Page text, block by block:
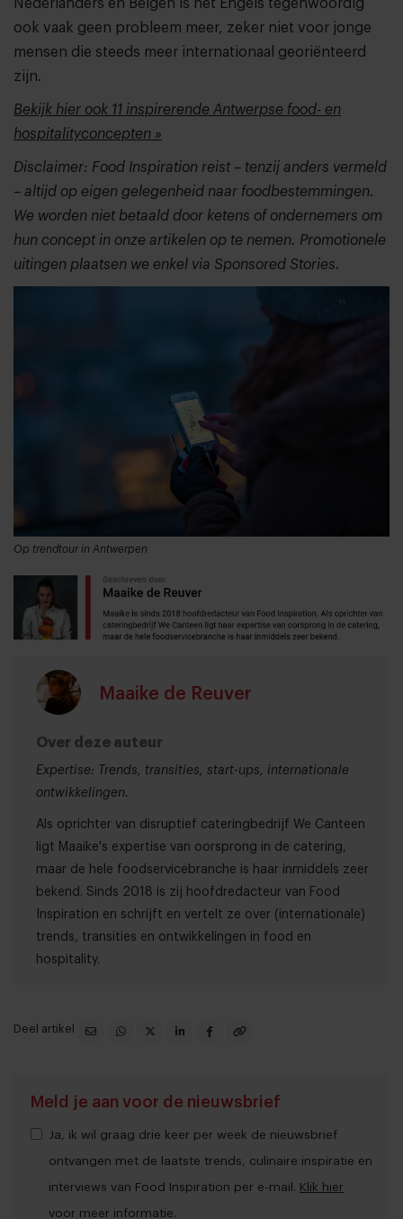
Nederlanders en Belgen is het Engels tegenwoordig
ook vaak geen probleem meer, zeker niet voor jonge
mensen die steeds meer internationaal georiënteerd
zijn.
Bekijk hier ook 11 inspirerende Antwerpse food- en
hospitalityconcepten »
Disclaimer: Food Inspiration reist – tenzij anders vermeld
– altijd op eigen gelegenheid naar foodbestemmingen.
We worden niet betaald door ketens of ondernemers om
hun concept in onze artikelen op te nemen. Promotionele
uitingen plaatsen we enkel via Sponsored Stories.​​​​​
Op trendtour in Antwerpen
Maaike de Reuver
Over deze auteur
Expertise: Trends, transities, start-ups, internationale
ontwikkelingen.
Als oprichter van disruptief cateringbedrijf We Canteen
ligt Maaike's expertise van oorsprong in de catering,
maar de hele foodservicebranche is haar inmiddels zeer
bekend. Sinds 2018 is zij hoofdredacteur van Food
Inspiration en schrijft en vertelt ze over (internationale)
trends, transities en ontwikkelingen in food en
hospitality.
Deel artikel
Meld je aan voor de nieuwsbrief
Ja, ik wil graag drie keer per week de nieuwsbrief
ontvangen met de laatste trends, culinaire inspiratie en
interviews van Food Inspiration per e-mail. Klik hier
voor meer informatie.